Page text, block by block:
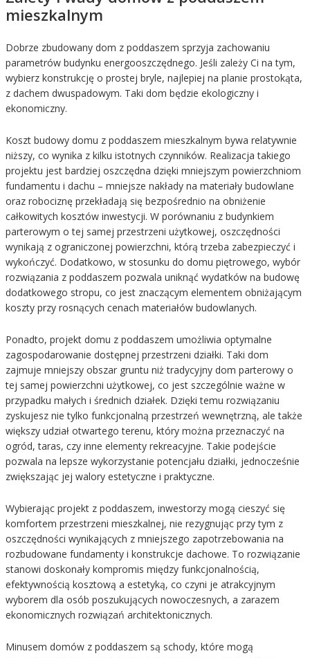
mieszkalnym
Dobrze zbudowany dom z poddaszem sprzyja zachowaniu
parametrów budynku energooszczędnego. Jeśli zależy Ci na tym,
wybierz konstrukcję o prostej bryle, najlepiej na planie prostokąta,
z dachem dwuspadowym. Taki dom będzie ekologiczny i
ekonomiczny.
Koszt budowy domu z poddaszem mieszkalnym bywa relatywnie
niższy, co wynika z kilku istotnych czynników. Realizacja takiego
projektu jest bardziej oszczędna dzięki mniejszym powierzchniom
fundamentu i dachu – mniejsze nakłady na materiały budowlane
oraz robociznę przekładają się bezpośrednio na obniżenie
całkowitych kosztów inwestycji. W porównaniu z budynkiem
parterowym o tej samej przestrzeni użytkowej, oszczędności
wynikają z ograniczonej powierzchni, którą trzeba zabezpieczyć i
wykończyć. Dodatkowo, w stosunku do domu piętrowego, wybór
rozwiązania z poddaszem pozwala uniknąć wydatków na budowę
dodatkowego stropu, co jest znaczącym elementem obniżającym
koszty przy rosnących cenach materiałów budowlanych.
Ponadto, projekt domu z poddaszem umożliwia optymalne
zagospodarowanie dostępnej przestrzeni działki. Taki dom
zajmuje mniejszy obszar gruntu niż tradycyjny dom parterowy o
tej samej powierzchni użytkowej, co jest szczególnie ważne w
przypadku małych i średnich działek. Dzięki temu rozwiązaniu
zyskujesz nie tylko funkcjonalną przestrzeń wewnętrzną, ale także
większy udział otwartego terenu, który można przeznaczyć na
ogród, taras, czy inne elementy rekreacyjne. Takie podejście
pozwala na lepsze wykorzystanie potencjału działki, jednocześnie
zwiększając jej walory estetyczne i praktyczne.
Wybierając projekt z poddaszem, inwestorzy mogą cieszyć się
komfortem przestrzeni mieszkalnej, nie rezygnując przy tym z
oszczędności wynikających z mniejszego zapotrzebowania na
rozbudowane fundamenty i konstrukcje dachowe. To rozwiązanie
stanowi doskonały kompromis między funkcjonalnością,
efektywnością kosztową a estetyką, co czyni je atrakcyjnym
wyborem dla osób poszukujących nowoczesnych, a zarazem
ekonomicznych rozwiązań architektonicznych.
Minusem domów z poddaszem są schody, które mogą